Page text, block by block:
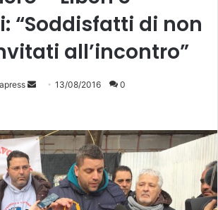
“Soddisfatti di non
all’incontro”
i
a
u
n
'
13/08/2016 0